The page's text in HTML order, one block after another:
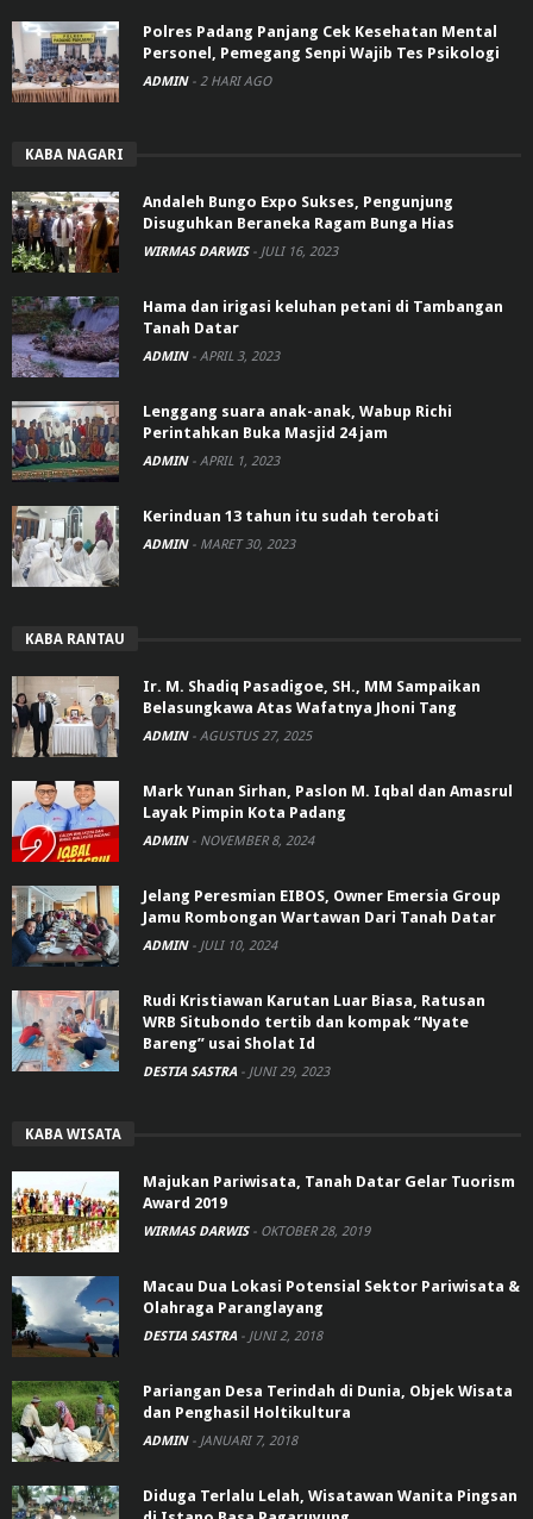
Polres Padang Panjang Cek Kesehatan Mental
Personel, Pemegang Senpi Wajib Tes Psikologi
ADMIN - 2 HARI AGO
KABA NAGARI
Andaleh Bungo Expo Sukses, Pengunjung
Disuguhkan Beraneka Ragam Bunga Hias
WIRMAS DARWIS - JULI 16, 2023
Hama dan irigasi keluhan petani di Tambangan
Tanah Datar
ADMIN - APRIL 3, 2023
Lenggang suara anak-anak, Wabup Richi
Perintahkan Buka Masjid 24 jam
ADMIN - APRIL 1, 2023
Kerinduan 13 tahun itu sudah terobati
ADMIN - MARET 30, 2023
KABA RANTAU
Ir. M. Shadiq Pasadigoe, SH., MM Sampaikan
Belasungkawa Atas Wafatnya Jhoni Tang
ADMIN - AGUSTUS 27, 2025
Mark Yunan Sirhan, Paslon M. Iqbal dan Amasrul
Layak Pimpin Kota Padang
ADMIN - NOVEMBER 8, 2024
Jelang Peresmian EIBOS, Owner Emersia Group
Jamu Rombongan Wartawan Dari Tanah Datar
ADMIN - JULI 10, 2024
Rudi Kristiawan Karutan Luar Biasa, Ratusan
WRB Situbondo tertib dan kompak “Nyate
Bareng” usai Sholat Id
DESTIA SASTRA - JUNI 29, 2023
KABA WISATA
Majukan Pariwisata, Tanah Datar Gelar Tuorism
Award 2019
WIRMAS DARWIS - OKTOBER 28, 2019
Macau Dua Lokasi Potensial Sektor Pariwisata &
Olahraga Paranglayang
DESTIA SASTRA - JUNI 2, 2018
Pariangan Desa Terindah di Dunia, Objek Wisata
dan Penghasil Holtikultura
ADMIN - JANUARI 7, 2018
Diduga Terlalu Lelah, Wisatawan Wanita Pingsan